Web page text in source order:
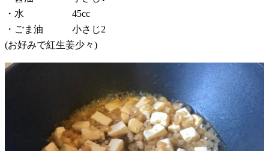
・水 45cc
・ごま油 小さじ2
(お好みで紅生姜少々)